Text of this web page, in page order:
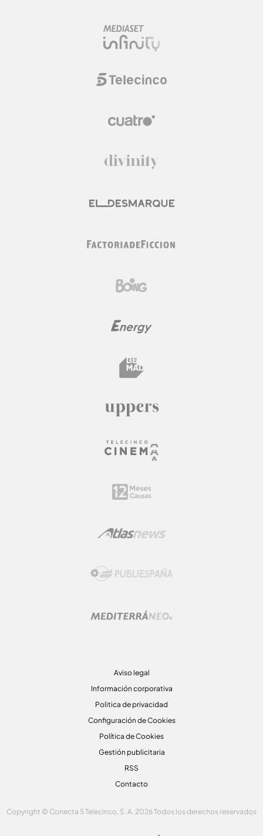
Aviso legal
Información corporativa
Politica de privacidad
Configuración de Cookies
Política de Cookies
Gestión publicitaria
RSS
Contacto
Copyright © Conecta 5 Telecinco, S. A. 2026 Todos los derechos reservados